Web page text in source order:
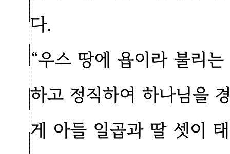
다.
“우스 땅에 욥이라 불리
하고 정직하여 하나님을
게 아들 일곱과 딸 셋이